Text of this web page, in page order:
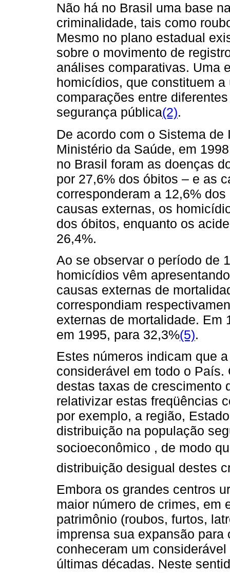
Não há no Brasil uma base
criminalidade, tais como
Mesmo no plano estadual
sobre o movimento de
análises comparativas. Uma
homicídios, que constituem
comparações entre
segurança pública(2).
De acordo com o Sistema
Ministério da Saúde, em
no Brasil foram as doenças
por 27,6% dos óbitos – e as
corresponderam a 12,6%
causas externas, os
dos óbitos, enquanto os
26,4%.
Ao se observar o período de
homicídios vêm
causas externas de
correspondiam
externas de mortalidade. Em
em 1995, para 32,3%(5).
Estes números indicam que
considerável em todo o
destas taxas de crescimento
relativizar estas freqüências
por exemplo, a região,
distribuição na população
socioeconômico , de modo
distribuição desigual destes
Embora os grandes centros
maior número de crimes, em
patrimônio (roubos, furtos,
imprensa sua expansão
conheceram um
últimas décadas. Neste